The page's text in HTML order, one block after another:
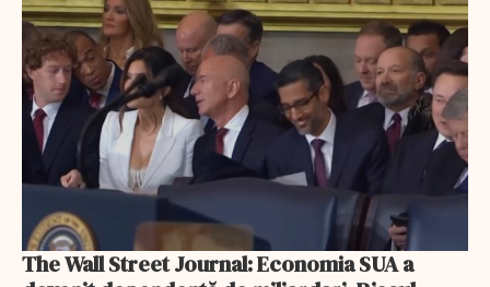
The Wall Street Journal: Economia SUA a